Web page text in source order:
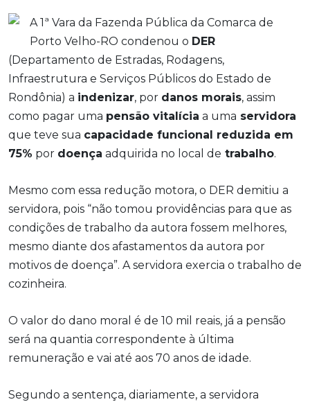
A 1ª Vara da Fazenda Pública da Comarca de
Porto Velho-RO condenou o DER
(Departamento de Estradas, Rodagens,
Infraestrutura e Serviços Públicos do Estado de
Rondônia) a indenizar, por danos morais, assim
como pagar uma pensão vitalícia a uma servidora
que teve sua capacidade funcional reduzida em
75% por doença adquirida no local de trabalho.
Mesmo com essa redução motora, o DER demitiu a
servidora, pois “não tomou providências para que as
condições de trabalho da autora fossem melhores,
mesmo diante dos afastamentos da autora por
motivos de doença”. A servidora exercia o trabalho de
cozinheira.
O valor do dano moral é de 10 mil reais, já a pensão
será na quantia correspondente à última
remuneração e vai até aos 70 anos de idade.
Segundo a sentença, diariamente, a servidora